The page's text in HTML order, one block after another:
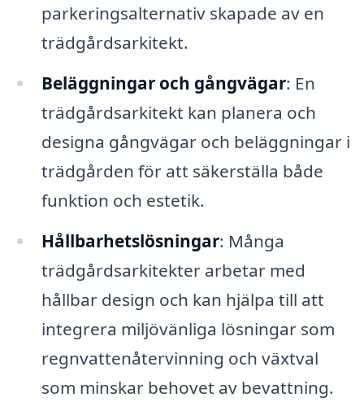
parkeringsalternativ skapade av en
trädgårdsarkitekt.
Beläggningar och gångvägar: En
trädgårdsarkitekt kan planera och
designa gångvägar och beläggningar i
trädgården för att säkerställa både
funktion och estetik.
Hållbarhetslösningar: Många
trädgårdsarkitekter arbetar med
hållbar design och kan hjälpa till att
integrera miljövänliga lösningar som
regnvattenåtervinning och växtval
som minskar behovet av bevattning.